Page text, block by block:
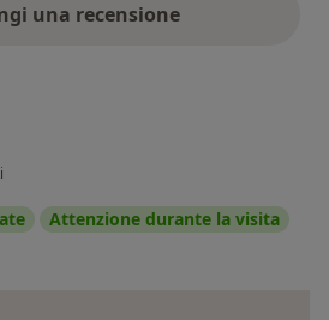
una recensione
Attenzione durante la visita